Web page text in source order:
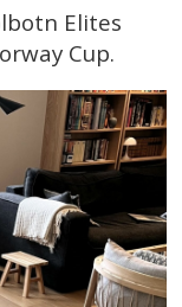
Elites
Cup.